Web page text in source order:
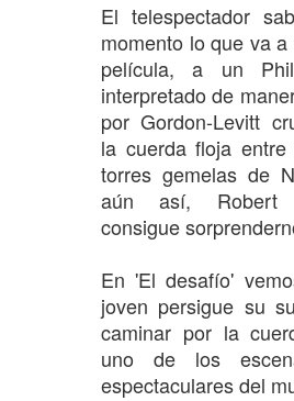
El telespectador
momento lo que va
película, a un
interpretado de
por Gordon-Levitt
la cuerda floja
torres gemelas de
aún así, Robert
consigue
En 'El desafío'
joven persigue su
caminar por la
uno de los
espectaculares del